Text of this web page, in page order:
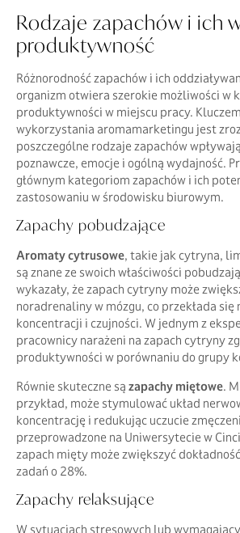
Rodzaje zapachów i ich
produktywność
Różnorodność zapachów i ich
organizm otwiera szerokie możliwości w
produktywności w miejscu pracy.
wykorzystania aromamarketingu jest
poszczególne rodzaje zapachów
poznawcze, emocje i ogólną wydajność.
głównym kategoriom zapachów i ich
zastosowaniu w środowisku biurowym.
Zapachy pobudzające
Aromaty cytrusowe, takie jak cytryna,
są znane ze swoich właściwości
wykazały, że zapach cytryny może
noradrenaliny w mózgu, co przekłada się
koncentracji i czujności. W jednym z
pracownicy narażeni na zapach cytryny
produktywności w porównaniu do grupy
Równie skuteczne są zapachy miętowe.
przykład, może stymulować układ
koncentrację i redukując uczucie
przeprowadzone na Uniwersytecie w
zapach mięty może zwiększyć
zadań o 28%.
Zapachy relaksujące
W sytuacjach stresowych lub